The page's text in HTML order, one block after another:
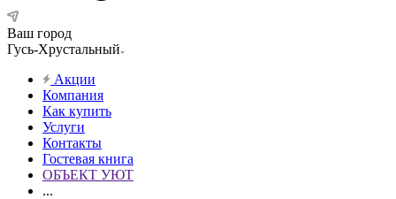
Ваш город
Гусь-Хрустальный
Акции
Компания
Как купить
Услуги
Контакты
Гостевая книга
ОБЪЕКТ УЮТ
...